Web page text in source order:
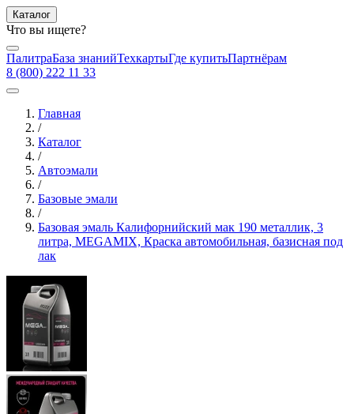
Каталог
Что вы ищете?
ПалитраБаза знанийТехкартыГде купитьПартнёрам
8 (800) 222 11 33
Главная
/
Каталог
/
Автоэмали
/
Базовые эмали
/
Базовая эмаль Калифорнийский мак 190 металлик, 3
литра, MEGAMIX, Краска автомобильная, базисная под
лак